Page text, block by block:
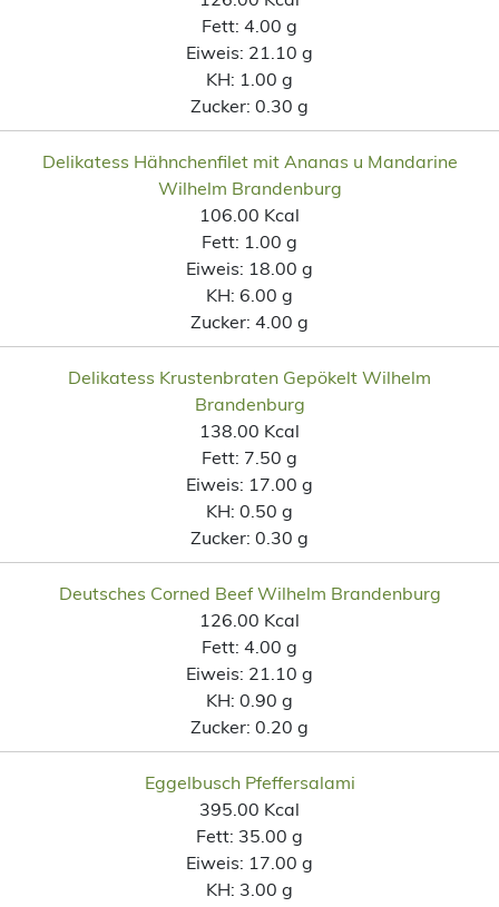
Fett: 4.00 g
Eiweis: 21.10 g
KH: 1.00 g
Zucker: 0.30 g
Delikatess Hähnchenfilet mit Ananas u Mandarine
Wilhelm Brandenburg
106.00 Kcal
Fett: 1.00 g
Eiweis: 18.00 g
KH: 6.00 g
Zucker: 4.00 g
Delikatess Krustenbraten Gepökelt Wilhelm
Brandenburg
138.00 Kcal
Fett: 7.50 g
Eiweis: 17.00 g
KH: 0.50 g
Zucker: 0.30 g
Deutsches Corned Beef Wilhelm Brandenburg
126.00 Kcal
Fett: 4.00 g
Eiweis: 21.10 g
KH: 0.90 g
Zucker: 0.20 g
Eggelbusch Pfeffersalami
395.00 Kcal
Fett: 35.00 g
Eiweis: 17.00 g
KH: 3.00 g